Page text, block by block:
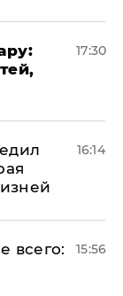
17:30
16:14
всего:
15:56